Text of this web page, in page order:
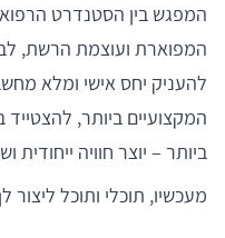
המפגש בין הסטנדרט
המפוארת ועוצמת הרשת,
להעניק יחס אישי ומלא
המקצועיים ביותר,
ביותר – יוצר חוויה
מעכשיו, תוכלי ותוכל